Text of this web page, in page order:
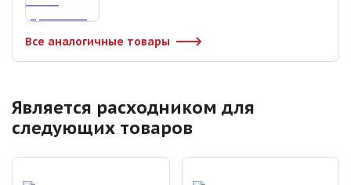
Все аналогичные товары
Является расходником для
следующих товаров